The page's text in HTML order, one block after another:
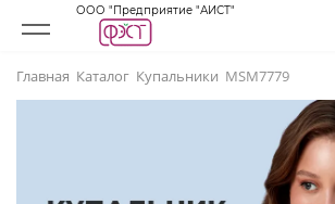
ООО "Предприятие "АИСТ"
Главная Каталог Купальники МSM7779